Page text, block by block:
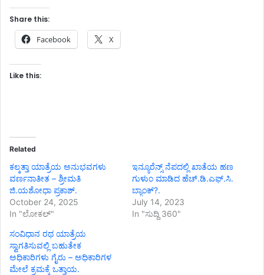
Share this:
Facebook X
Like this:
Related
ಕಲ್ಕತ್ತಾ ಯಾತ್ರೆಯ ಅನುಭವಗಳು
ವರ್ಣನಾತೀತ – ಶ್ರೀಮತಿ
ಜಿ.ಯಶೋಧಾ ಪ್ರಕಾಶ್.
October 24, 2025
In "ಲೋಕಲ್"
ಇನ್ಯೂರೆನ್ಸ್ ನೆಪದಲ್ಲಿ ಖಾತೆಯ ಹಣ
ಗುಳುಂ ಮಾಡಿದ ಹೆಚ್.ಡಿ.ಎಫ್.ಸಿ.
ಬ್ಯಾಂಕ್?.
July 14, 2023
In "ಸುದ್ದಿ 360"
ಸಂವಿಧಾನ ರಥ ಯಾತ್ರೆಯ
ಸ್ವಾಗತಿಸುವಲ್ಲಿ ಬಹುತೇಕ
ಅಧಿಕಾರಿಗಳು ಗೈರು – ಅಧಿಕಾರಿಗಳ
ಮೇಲೆ ಕ್ರಮಕ್ಕೆ ಒತ್ತಾಯ.